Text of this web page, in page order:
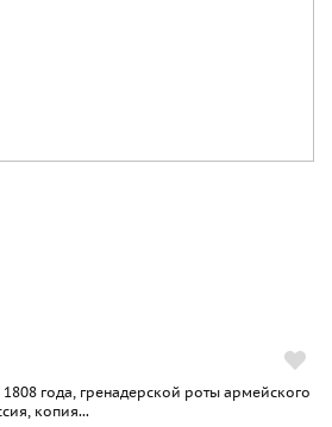
года, гренадерской роты армейского
копия...